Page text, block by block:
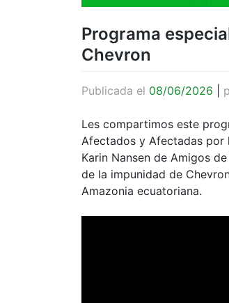
Programa
Chevron
Publicada el 08/06/2026
Les compartimos este
Afectados y Afectadas por
Karin Nansen de Amigos
de la impunidad de
Amazonia ecuatoriana.